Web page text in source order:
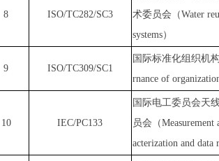
8 ISO/TC282/SC3
术委员会 （Water
systems）
9 ISO/TC309/SC1
国际标准化组织机
rnance of
10 IEC/PC133
国际电工委员会天
员会 （Measurement
acterization and data